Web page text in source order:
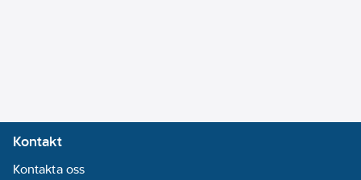
Kontakt
Kontakta oss